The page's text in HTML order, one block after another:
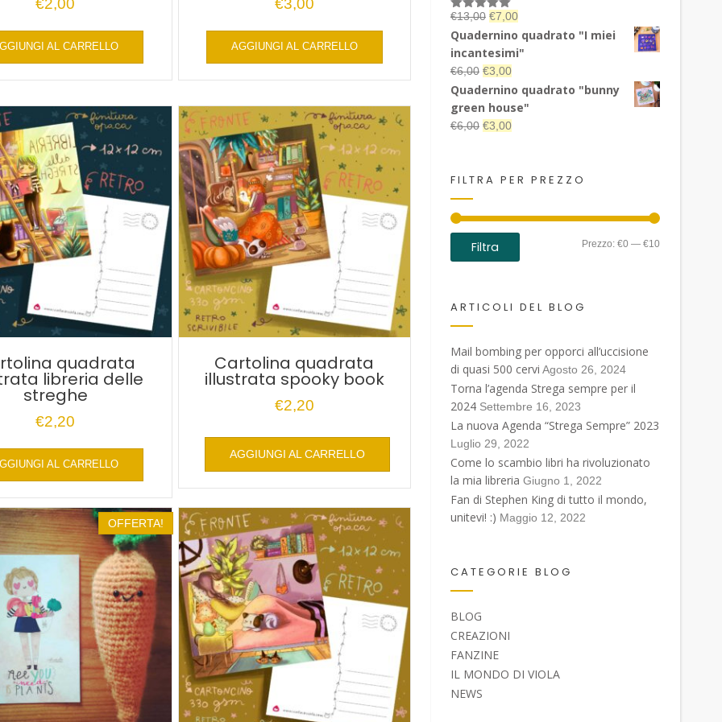
€2,00
AL CARRELLO
€3,00
AGGIUNGI AL CARRELLO
quadrata
libreria delle
streghe
€2,20
AL CARRELLO
Cartolina quadrata
illustrata spooky book
€2,20
AGGIUNGI AL CARRELLO
OFFERTA!
Valutato
5.00
su 5
€13,00 Il
prezzo
originale
era:
€13,00.
€7,00Il
prezzo
attuale
€7,00.
Quadernino quadrato "I miei
incantesimi"
€6,00 Il
prezzo
originale
era:
€3,00Il
prezzo
attuale
è:
Quadernino quadrato "bunny
green house"
€6,00 Il
era:
€3,00Il
è:
FILTRA PER PREZZO
Prezzo
Prezzo
Filtra Prezzo: €0 — €10
ARTICOLI DEL BLOG
Mail bombing per opporci all’uccisione
di quasi 500 cervi Agosto 26, 2024
Torna l’agenda Strega sempre per il
2024 Settembre 16, 2023
La nuova Agenda “Strega Sempre” 2023
Luglio 29, 2022
Come lo scambio libri ha rivoluzionato
la mia libreria Giugno 1, 2022
Fan di Stephen King di tutto il mondo,
unitevi! :) Maggio 12, 2022
CATEGORIE BLOG
BLOG
CREAZIONI
FANZINE
IL MONDO DI VIOLA
NEWS